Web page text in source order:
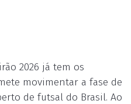
2026 já tem os
movimentar a fase de
de futsal do Brasil. Ao